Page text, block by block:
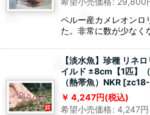
ペルー産カメレオンロ
た。非常に数が少なく
【淡水魚】珍種 リネ
イルド ±8cm【1匹】
（熱帯魚）NKR [
4,247円(税込)
希望小売価格: 4,247円